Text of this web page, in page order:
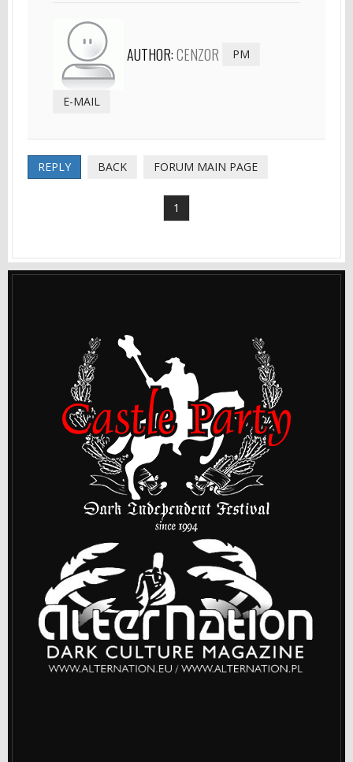
AUTHOR:CENZ0R PM
E-MAIL
REPLY BACK FORUM MAIN PAGE
1